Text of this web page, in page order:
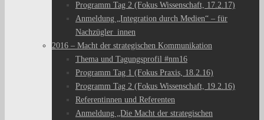
Programm Tag 2 (Fokus Wissenschaft, 17.2.17)
Anmeldung „Integration durch Medien“ – für
Nachzügler_innen
2016 – Macht der strategischen Kommunikation
Thema und Tagungsprofil #nm16
Programm Tag 1 (Fokus Praxis, 18.2.16)
Programm Tag 2 (Fokus Wissenschaft, 19.2.16)
Referentinnen und Referenten
Anmeldung „Die Macht der strategischen